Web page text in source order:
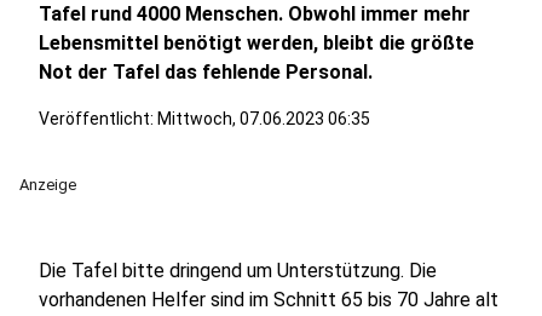
Tafel rund 4000 Menschen. Obwohl immer mehr
Lebensmittel benötigt werden, bleibt die größte
Not der Tafel das fehlende Personal.
Veröffentlicht: Mittwoch, 07.06.2023 06:35
Anzeige
Die Tafel bitte dringend um Unterstützung. Die
vorhandenen Helfer sind im Schnitt 65 bis 70 Jahre alt